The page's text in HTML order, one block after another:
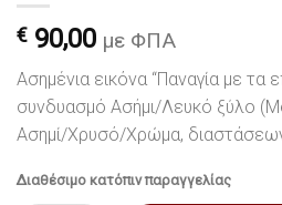
€ 90,00 με ΦΠΑ
Ασημένια εικόνα “Παναγία με τα
συνδυασμό Ασήμι/Λευκό ξύλο
Ασημί/Χρυσό/Χρώμα,
Διαθέσιμο κατόπιν παραγγελίας